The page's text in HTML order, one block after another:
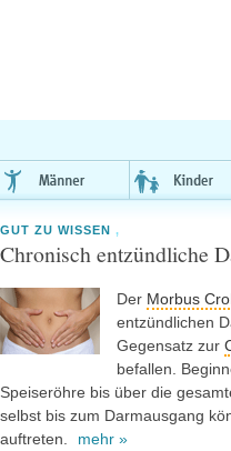
GUT ZU WISSEN ,
Chronisch entzündliche
Der Morbus
entzündlichen
Gegensatz zur
befallen.
Speiseröhre bis über die
selbst bis zum Darmausgang
auftreten.
mehr »